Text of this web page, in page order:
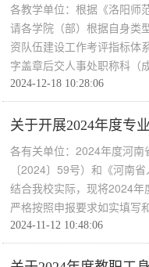
各教学单位：根据《洛阳师
请各学院（部）根据自身类
资队伍建设工作考评指标体
字盖章后交人事处职称科（
2024-12-18 10:28:06
关于开展2024年度专
各有关单位：2024年度河
〔2024〕59号）和《河南
结合我校实际，现将2024
严格按照申报要求如实填写
2024-11-12 10:48:06